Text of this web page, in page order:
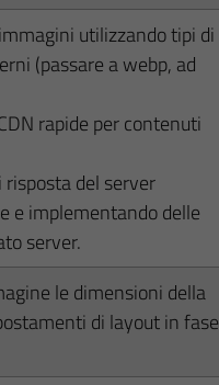
utilizzando tipi di
(passare a webp, ad
rapide per contenuti
del server
e implementando delle
server.
le dimensioni della
di layout in fase